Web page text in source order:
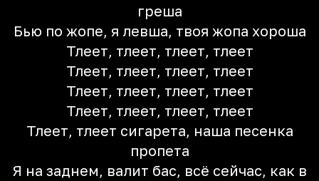
греша
Бью по жопе, я левша, твоя жопа хороша
Тлеет, тлеет, тлеет, тлеет
Тлеет, тлеет, тлеет, тлеет
Тлеет, тлеет, тлеет, тлеет
Тлеет, тлеет, тлеет, тлеет
Тлеет, тлеет сигарета, наша песенка
пропета
Я на заднем, валит бас, всё сейчас, как в